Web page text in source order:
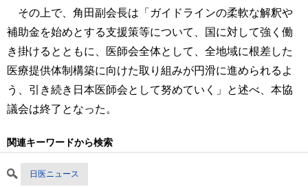
その上で、角田副会長は「ガイドラインの柔軟な解釈や
補助金を始めとする支援策等について、国に対して強く働
き掛けるとともに、医師会全体として、全地域に根差した
医療提供体制構築に向けた取り組みが円滑に進められるよ
う、引き続き日本医師会として努めていく」と述べ、本協
議会は終了となった。
関連キーワードから検索
日医ニュース